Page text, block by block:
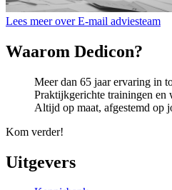
Lees meer over E-mail adviesteam
Waarom Dedicon?
Meer dan 65 jaar ervaring in
Praktijkgerichte trainingen en
Altijd op maat, afgestemd op
Kom verder!
Uitgevers